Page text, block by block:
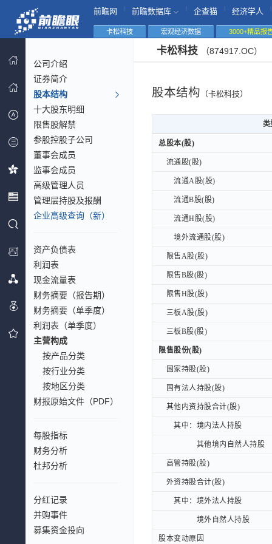
前瞻网 前瞻数据库 企查猫 经济学人
卡松科技 宏观经济数据 3000+精品报
公司介绍
证券简介
股本结构
十大股东明细
限售股解禁
参股控股子公司
董事会成员
监事会成员
高级管理人员
管理层持股及报酬
企业高级查询（新）
资产负债表
利润表
现金流量表
财务摘要（报告期）
财务摘要（单季度）
利润表（单季度）
主营构成
按产品分类
按行业分类
按地区分类
财报原始文件（PDF）
每股指标
财务分析
杜邦分析
分红记录
并购事件
募集资金投向
卡松科技 （874917.OC）
股本结构 （卡松科技）
类
总股本(股)
流通股(股)
流通A股(股)
流通B股(股)
流通H股(股)
境外流通股(股)
限售A股(股)
限售B股(股)
限售H股(股)
三板A股(股)
三板B股(股)
限售股份(股)
国家持股(股)
国有法人持股(股)
其他内资持股合计(股)
其中：境内法人持股
其他境内自然人持股
高管持股(股)
外资持股合计(股)
其中：境外法人持股
境外自然人持股
股本变动原因
类
总股本(股)
流通股(股)
流通A股(股)
流通B股(股)
流通H股(股)
境外流通股(股)
限售A股(股)
限售B股(股)
限售H股(股)
三板A股(股)
三板B股(股)
限售股份(股)
国家持股(股)
国有法人持股(股)
其他内资持股合计(股)
其中：境内法人持股
其他境内自然人持股
高管持股(股)
外资持股合计(股)
其中：境外法人持股
境外自然人持股
股本变动原因